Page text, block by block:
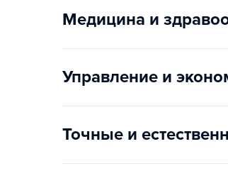
Медицина и
Управление и
Точные и